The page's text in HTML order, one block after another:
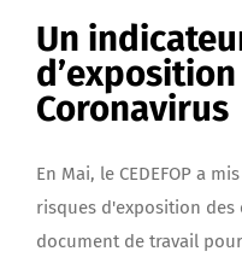
Un
Coronavirus
En Mai, le CEDEFOP a
risques d'exposition des
document de travail